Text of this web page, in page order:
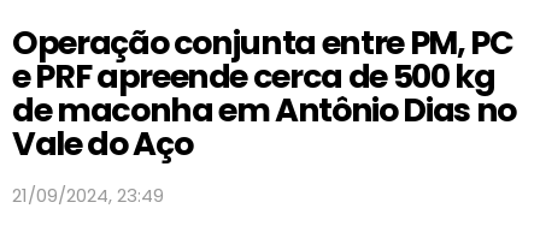
Operação conjunta entre PM, PC
e PRF apreende cerca de 500 kg
de maconha em Antônio Dias no
Vale do Aço
21/09/2024, 23:49